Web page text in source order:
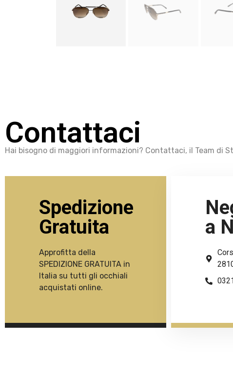
Contattaci
Hai bisogno di maggiori informazioni? Contattaci, il Team di
Spedizione
Gratuita
Approfitta della
SPEDIZIONE GRATUITA in
Italia su tutti gli occhiali
acquistati online.
a